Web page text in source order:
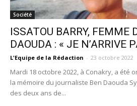
Société
ISSATOU BARRY, FEMME
DAOUDA : « JE N’ARRIVE
L'Equipe de la Rédaction - 23 octobre 2022
Mardi 18 octobre 2022, à Conakry, a été
la mémoire du journaliste Ben Daouda
des deux ans de...